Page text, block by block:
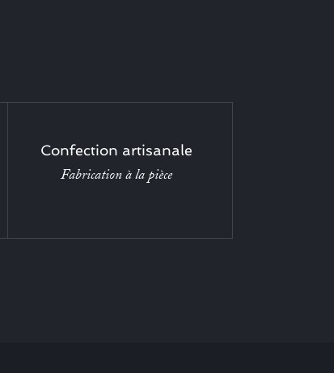
Confection artisanale
Fabrication à la pièce